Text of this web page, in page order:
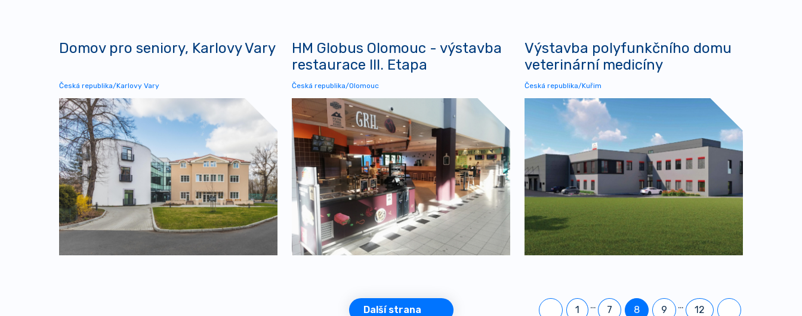
Domov pro seniory, Karlovy Vary
Česká republika/Karlovy Vary
HM Globus Olomouc - výstavba
restaurace III. Etapa
Česká republika/Olomouc
Výstavba polyfunkčního domu
veterinární medicíny
Česká republika/Kuřim
Další strana 1 … 7 8 9 … 12